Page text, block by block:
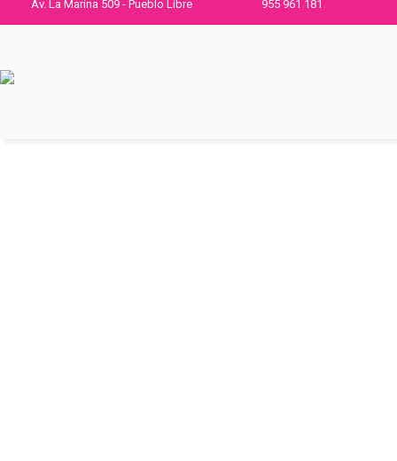
Av. La Marina 509 - Pueblo Libre 955 961 181